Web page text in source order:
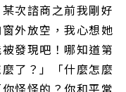
次諮商之前我剛好
外放空，我心想她
發現吧！哪知道第
了？」「什麼怎麼
怪怪的？你和平常